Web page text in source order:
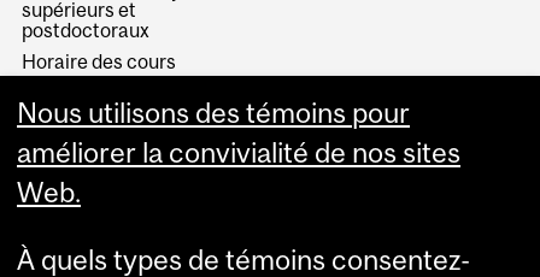
supérieurs et
postdoctoraux
Horaire des cours
Services aux étudiants
Nous utilisons des témoins pour
améliorer la convivialité de nos sites
Web.
À quels types de témoins consentez-